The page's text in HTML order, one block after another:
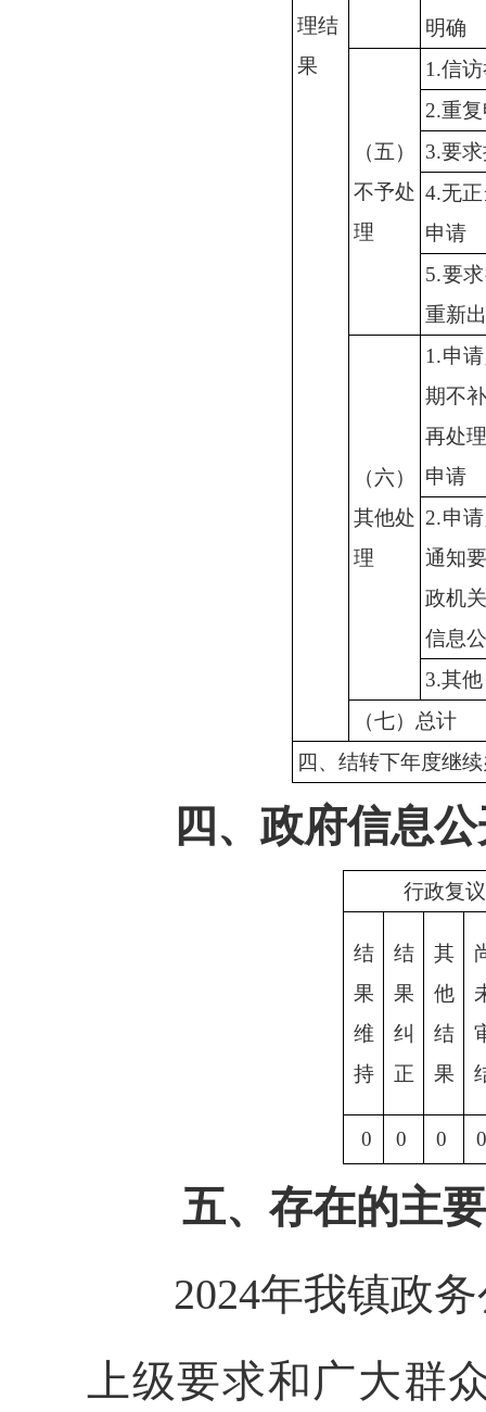
理结
果
明确
（五）
不予处
理
1.信
2.重
3.要
4.无
申请
5.要
重新
（六）
其他处
理
1.申
期不
再处
申请
2.申
通知
政机
信息
3.其他
（七）总计
四、结转下年度继
四、政府信息公
行政复议
结
果
维
持
结
果
纠
正
其
他
结
果
0 0 0
五、存在的主
2024年我镇政务
上级要求和广大群